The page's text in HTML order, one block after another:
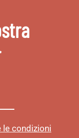
le condizioni